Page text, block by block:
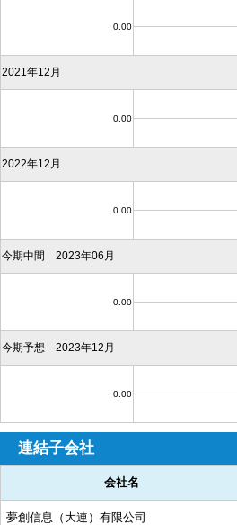
0.00
2021年12月
0.00
2022年12月
0.00
今期中間 2023年06月
0.00
今期予想 2023年12月
0.00
連結子会社
会社名
夢創信息（大連）有限公司